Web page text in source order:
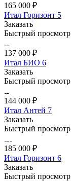
165 000 ₽
Итал Горизонт 5
Заказать
Быстрый просмотр
137 000 ₽
Итал БИО 6
Заказать
Быстрый просмотр
144 000 ₽
Итал Антей 7
Заказать
Быстрый просмотр
185 000 ₽
Итал Горизонт 6
Заказать
Быстрый просмотр